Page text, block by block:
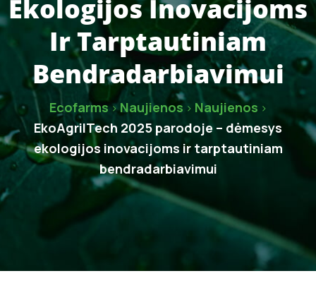
Ekologijos Inovacijoms
Ir Tarptautiniam
Bendradarbiavimui
Ecofarms>Naujienos > Naujienos >
EkoAgriITech 2025 parodoje – dėmesys
ekologijos inovacijoms ir tarptautiniam
bendradarbiavimui